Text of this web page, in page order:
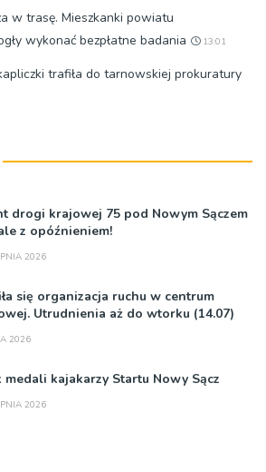
w trasę. Mieszkanki powiatu
wykonać bezpłatne badania
13:01
trafiła do tarnowskiej prokuratury
drogi krajowej 75 pod Nowym Sączem
z opóźnieniem!
2026
się organizacja ruchu w centrum
Utrudnienia aż do wtorku (14.07)
2026
medali kajakarzy Startu Nowy Sącz
2026